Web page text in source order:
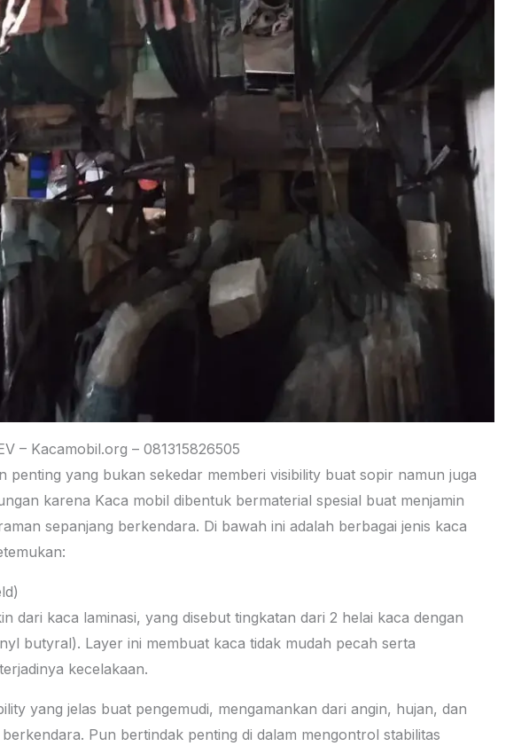
– Kacamobil.org – 081315826505
penting yang bukan sekedar memberi visibility buat sopir namun juga
karena Kaca mobil dibentuk bermaterial spesial buat menjamin
sepanjang berkendara. Di bawah ini adalah berbagai jenis kaca
dari kaca laminasi, yang disebut tingkatan dari 2 helai kaca dengan
butyral). Layer ini membuat kaca tidak mudah pecah serta
kecelakaan.
yang jelas buat pengemudi, mengamankan dari angin, hujan, dan
Pun bertindak penting di dalam mengontrol stabilitas